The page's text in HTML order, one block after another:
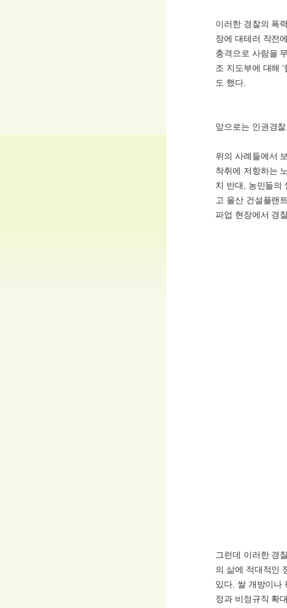
이러한 경찰의 폭
장에 대테러 작전
충격으로 사람을
조 지도부에 대해
도 했다.
앞으로는 인권경
위의 사례들에서
착취에 저항하는
치 반대, 농민들의
고 울산 건설플랜
파업 현장에서 경
그런데 이러한 경
의 삶에 적대적인
있다. 쌀 개방이나
정과 비정규직 확